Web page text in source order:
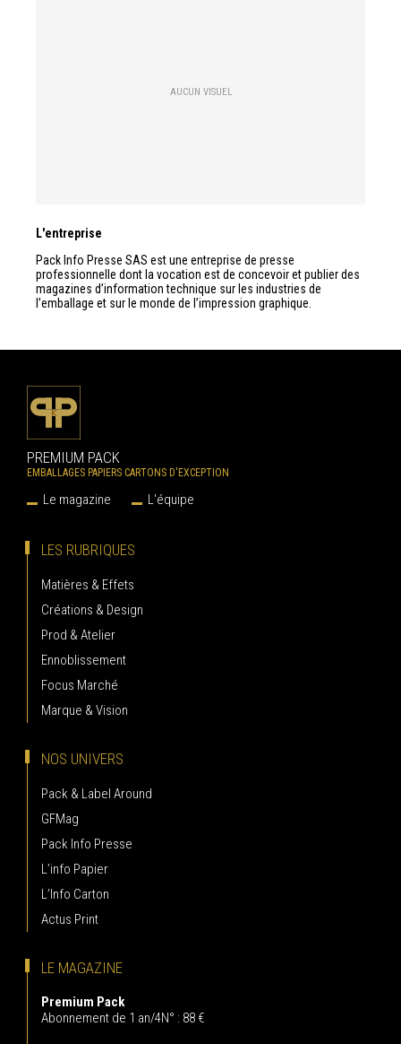
AUCUN VISUEL
L'entreprise
Pack Info Presse SAS est une entreprise de presse
professionnelle dont la vocation est de concevoir et publier des
magazines d’information technique sur les industries de
l’emballage et sur le monde de l’impression graphique.
PREMIUM PACK
EMBALLAGES PAPIERS CARTONS D'EXCEPTION
Le magazine L'équipe
LES RUBRIQUES
Matières & Effets
Créations & Design
Prod & Atelier
Ennoblissement
Focus Marché
Marque & Vision
NOS UNIVERS
Pack & Label Around
GFMag
Pack Info Presse
L’info Papier
L’Info Carton
Actus Print
LE MAGAZINE
Premium Pack
Abonnement de 1 an/4N° : 88 €